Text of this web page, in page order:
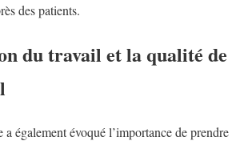
des patients.
du travail et la qualité de
également évoqué l’importance de prendre